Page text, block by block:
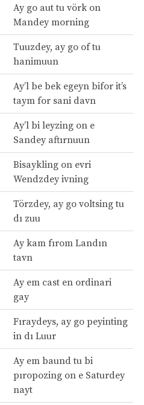
Ay go aut tu vörk on
Mandey morning
Tuuzdey, ay go of tu
hanimuun
Ay’l be bek egeyn bifor it’s
taym for sani davn
Ay’l bi leyzing on e
Sandey aftırnuun
Bisaykling on evri
Wendzdey ivning
Törzdey, ay go voltsing tu
dı zuu
Ay kam fırom Landın
tavn
Ay em cast en ordinari
gay
Fıraydeys, ay go peyinting
in dı Luur
Ay em baund tu bi
pıropozing on e Saturdey
nayt